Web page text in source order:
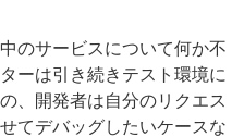
のサービスについて何か不
ーは引き続きテスト環境に
、開発者は自分のリクエス
てデバッグしたいケースな